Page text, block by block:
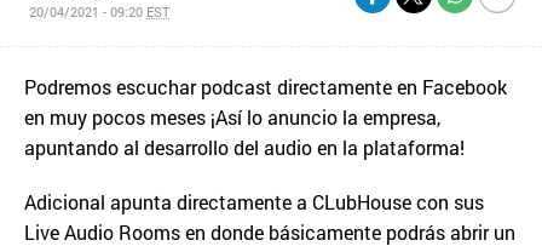
20/04/2021 - 09:20 EST
Podremos escuchar podcast directamente en Facebook
en muy pocos meses ¡Así lo anuncio la empresa,
apuntando al desarrollo del audio en la plataforma!
Adicional apunta directamente a CLubHouse con sus
Live Audio Rooms en donde básicamente podrás abrir un